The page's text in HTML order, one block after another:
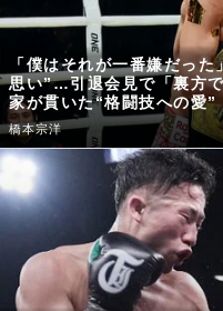
「僕はそれが一番嫌だっ
思い”…引退会見で「裏方
家が貫いた“格闘技への愛”
橋本宗洋